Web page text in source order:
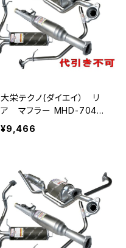
大栄テクノ(ダイエイ） リ
ア マフラー MHD-7040S
US ライフ JB5 個人宅NG
¥9,466